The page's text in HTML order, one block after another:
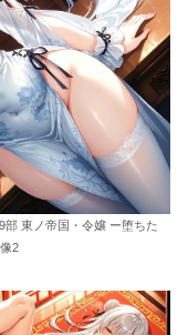
東ノ帝国・令嬢 ー堕ちた
2